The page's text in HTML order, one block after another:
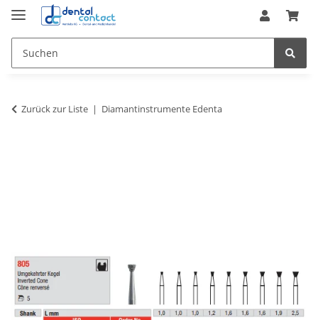
Zurück zur Liste Diamantinstrumente Edenta